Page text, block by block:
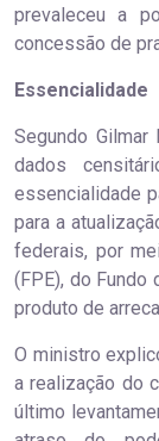
prevaleceu a
concessão de
Essencialidade
Segundo
dados
essencialidade
para a
federais, por
(FPE), do
produto de
O ministro
a realização do
último